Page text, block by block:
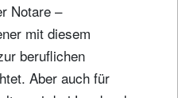
Notare –
mit diesem
beruflichen
Aber auch für